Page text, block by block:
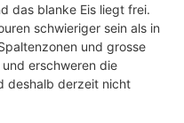
das blanke Eis liegt frei.
schwieriger sein als in
und grosse
erschweren die
deshalb derzeit nicht